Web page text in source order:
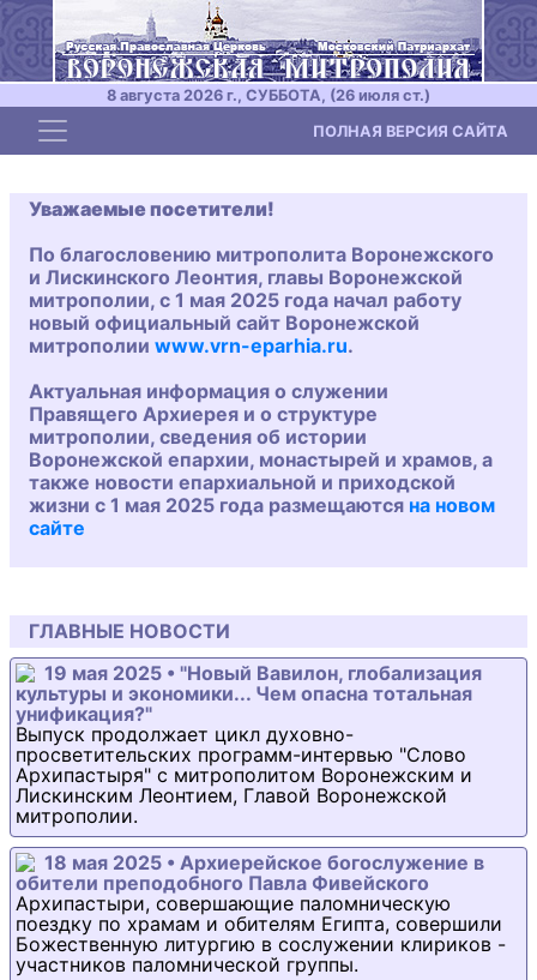
8 августа 2026 г., СУББОТА, (26 июля ст.)
Toggle navigation ПОЛНАЯ ВЕРСИЯ САЙТА
Уважаемые посетители!
По благословению митрополита Воронежского
и Лискинского Леонтия, главы Воронежской
митрополии, с 1 мая 2025 года начал работу
новый официальный сайт Воронежской
митрополии www.vrn-eparhia.ru.
Актуальная информация о служении
Правящего Архиерея и о структуре
митрополии, сведения об истории
Воронежской епархии, монастырей и храмов, а
также новости епархиальной и приходской
жизни с 1 мая 2025 года размещаются на новом
сайте
ГЛАВНЫЕ НОВОСТИ
19 мая 2025 • "Новый Вавилон, глобализация
культуры и экономики... Чем опасна тотальная
унификация?"
Выпуск продолжает цикл духовно-
просветительских программ-интервью "Слово
Архипастыря" с митрополитом Воронежским и
Лискинским Леонтием, Главой Воронежской
митрополии.
18 мая 2025 • Архиерейское богослужение в
обители преподобного Павла Фивейского
Архипастыри, совершающие паломническую
поездку по храмам и обителям Египта, совершили
Божественную литургию в сослужении клириков -
участников паломнической группы.